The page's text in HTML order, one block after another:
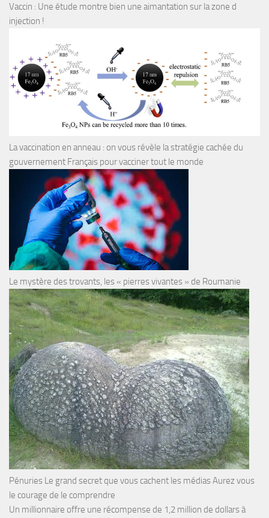
Vaccin : Une étude montre bien une aimantation sur la zone d
injection !
La vaccination en anneau : on vous révèle la stratégie cachée du
gouvernement Français pour vacciner tout le monde
Le mystère des trovants, les « pierres vivantes » de Roumanie
Pénuries Le grand secret que vous cachent les médias Aurez vous
le courage de le comprendre
Un millionnaire offre une récompense de 1,2 million de dollars à